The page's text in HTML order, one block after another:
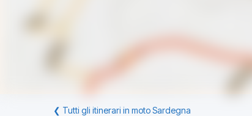
❮ Tutti gli itinerari in moto Sardegna